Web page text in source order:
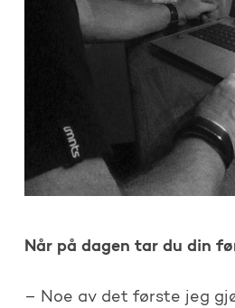
Når på dagen tar du din
– Noe av det første jeg